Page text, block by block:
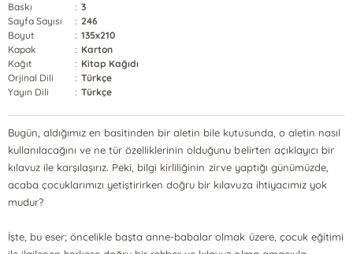
Baskı
: 3
Sayfa Sayısı
: 246
Boyut
: 135x210
Kapak
: Karton
Kağıt
: Kitap Kağıdı
Orjinal Dili
: Türkçe
Yayın Dili
: Türkçe
Bugün, aldığımız en basitinden bir aletin bile kutusunda, o aletin nasıl
kullanılacağını ve ne tür özelliklerinin olduğunu belirten açıklayıcı bir
kılavuz ile karşılaşırız. Peki, bilgi kirliliğinin zirve yaptığı günümüzde,
acaba çocuklarımızı yetiştirirken doğru bir kılavuza ihtiyacımız yok
mudur?
İşte, bu eser; öncelikle başta anne-babalar olmak üzere, çocuk eğitimi